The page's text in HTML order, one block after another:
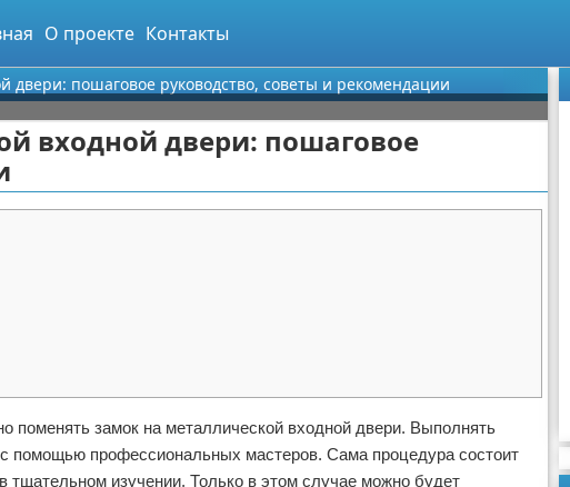
О проекте Контакты
двери: пошаговое руководство, советы и рекомендации
входной двери: пошаговое
поменять замок на металлической входной двери. Выполнять
помощью профессиональных мастеров. Сама процедура состоит
изучении. Только в этом случае можно будет